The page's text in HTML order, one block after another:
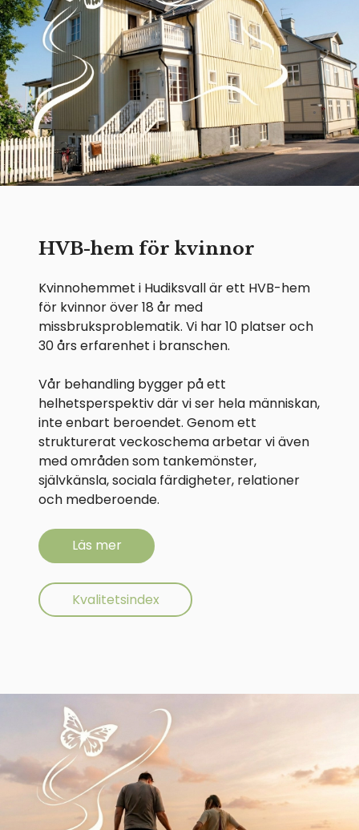
HVB-hem för kvinnor
Kvinnohemmet i Hudiksvall är ett HVB-hem
för kvinnor över 18 år med
missbruksproblematik. Vi har 10 platser och
30 års erfarenhet i branschen.
Vår behandling bygger på ett
helhetsperspektiv där vi ser hela människan,
inte enbart beroendet. Genom ett
strukturerat veckoschema arbetar vi även
med områden som tankemönster,
självkänsla, sociala färdigheter, relationer
och medberoende.
Läs mer
Kvalitetsindex